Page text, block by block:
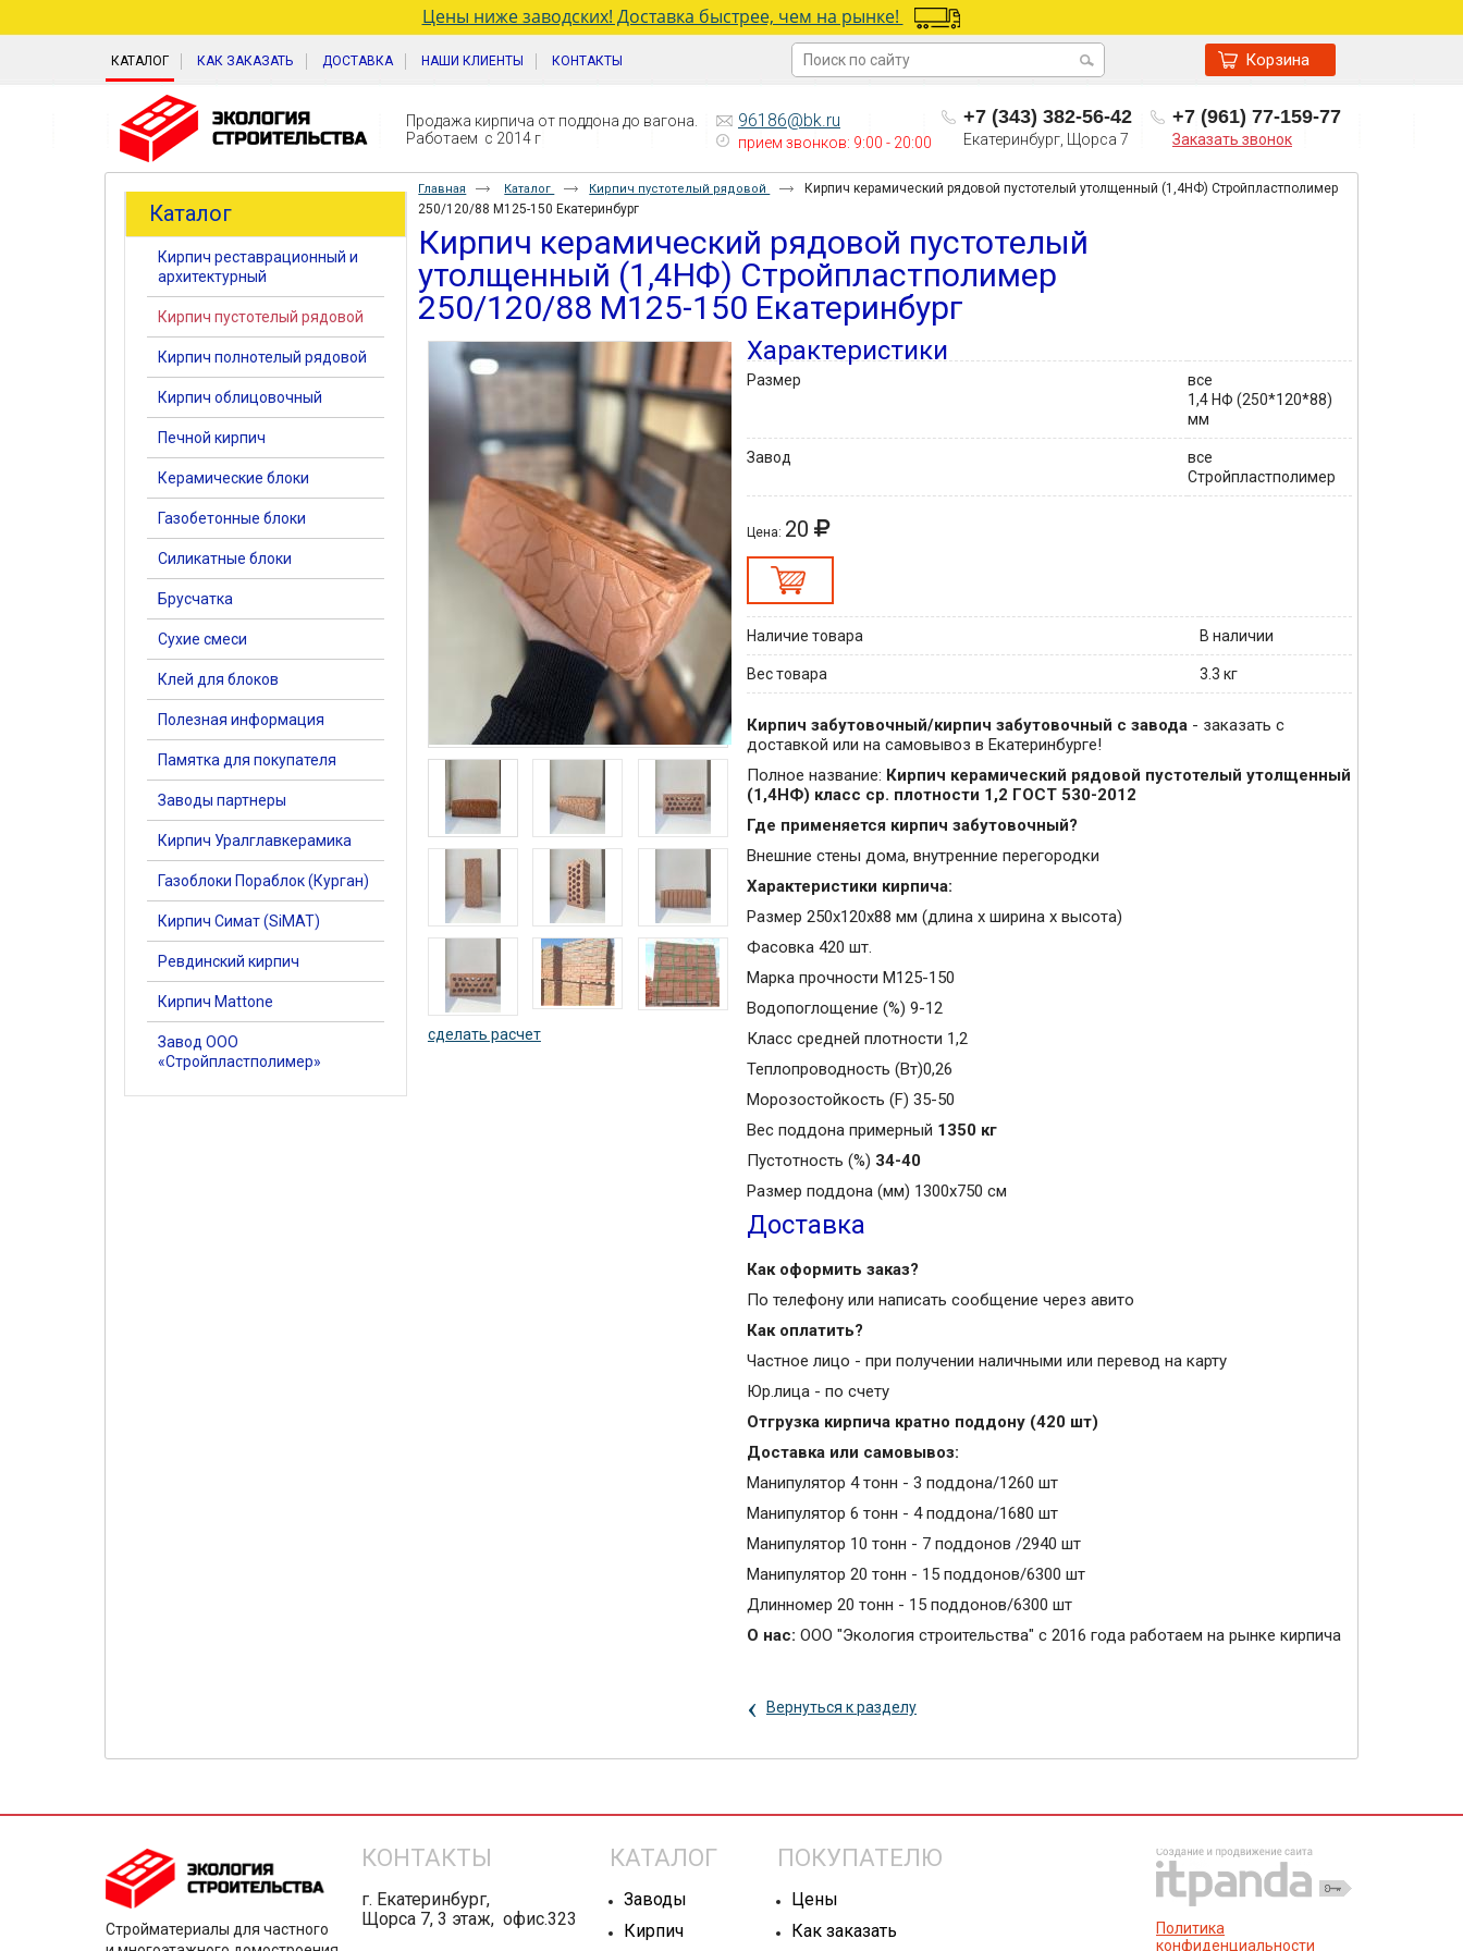
Продажа кирпича от поддона до вагона.
Работаем с 2014 г
96186@bk.ru
прием звонков: 9:00 - 20:00
+7 (343) 382-56-42
Екатеринбург, Щорса 7
+7 (961) 77-159-77
Заказать звонок
Цены ниже заводских! Доставка быстрее, чем на рынке!
КАТАЛОГ КАК ЗАКАЗАТЬ ДОСТАВКА НАШИ КЛИЕНТЫ КОНТАКТЫ Корзина
Каталог
Кирпич реставрационный и
архитектурный
Кирпич пустотелый рядовой
Кирпич полнотелый рядовой
Кирпич облицовочный
Печной кирпич
Керамические блоки
Газобетонные блоки
Силикатные блоки
Брусчатка
Сухие смеси
Клей для блоков
Полезная информация
Памятка для покупателя
Заводы партнеры
Кирпич Уралглавкерамика
Газоблоки Пораблок (Курган)
Кирпич Симат (SiMAT)
Ревдинский кирпич
Кирпич Mattone
Завод ООО
«Стройпластполимер»
Главная Каталог Кирпич пустотелый рядовой
Кирпич керамический рядовой пустотелый утолщенный (1,4НФ) Стройпластполимер
250/120/88 М125-150 Екатеринбург
Кирпич керамический рядовой пустотелый
утолщенный (1,4НФ) Стройпластполимер
250/120/88 М125-150 Екатеринбург
сделать расчет
Характеристики
Размер
все
1,4 НФ (250*120*88)
мм
Завод
все
Стройпластполимер
Цена: 20
Наличие товара В наличии
Вес товара 3.3 кг
Кирпич забутовочный/кирпич забутовочный с завода- заказать с
доставкой или на самовывоз в Екатеринбурге!
Полное название: Кирпич керамический рядовой пустотелый утолщенный
(1,4НФ) класс ср. плотности 1,2 ГОСТ 530-2012
Где применяется кирпич забутовочный?
Внешние стены дома, внутренние перегородки
Характеристики кирпича:
Размер 250х120х88 мм (длина х ширина х высота)
Фасовка 420 шт.
Марка прочности М125-150
Водопоглощение (%) 9-12
Класс средней плотности 1,2
Теплопроводность (Вт)0,26
Морозостойкость (F) 35-50
Вес поддона примерный 1350 кг
Пустотность (%) 34-40
Размер поддона (мм) 1300x750 см
Доставка
Как оформить заказ?
По телефону или написать сообщение через авито
Как оплатить?
Частное лицо - при получении наличными или перевод на карту
Юр.лица - по счету
Отгрузка кирпича кратно поддону (420 шт)
Доставка или самовывоз:
Манипулятор 4 тонн - 3 поддона/1260 шт
Манипулятор 6 тонн - 4 поддона/1680 шт
Манипулятор 10 тонн - 7 поддонов /2940 шт
Манипулятор 20 тонн - 15 поддонов/6300 шт
Длинномер 20 тонн - 15 поддонов/6300 шт
О нас: ООО "Экология строительства" с 2016 года работаем на рынке кирпича
‹ Вернуться к разделу
Стройматериалы для частного
КОНТАКТЫ
г. Екатеринбург,
Щорса 7, 3 этаж, офис.323
КАТАЛОГ
Заводы
Кирпич
ПОКУПАТЕЛЮ
Цены
Как заказать
Политика
конфиденциальности